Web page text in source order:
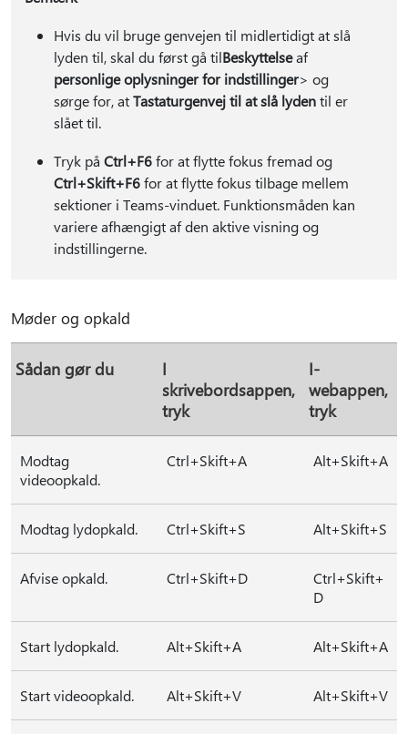
Hvis du vil bruge genvejen til midlertidigt at slå
lyden til, skal du først gå tilBeskyttelseaf
personlige oplysninger for indstillinger> og
sørge for, atTastaturgenvej til at slå lydentil er
slået til.
Tryk på Ctrl+F6for at flytte fokus fremad og
Ctrl+Skift+F6for at flytte fokus tilbage mellem
sektioner i Teams-vinduet. Funktionsmåden kan
variere afhængigt af den aktive visning og
indstillingerne.
Møder og opkald
Sådan gør du
I
skrivebordsappen,
tryk
I-
webappen,
tryk
Modtag
videoopkald.
Ctrl+Skift+A Alt+Skift+A
Modtag lydopkald. Ctrl+Skift+S Alt+Skift+S
Afvise opkald. Ctrl+Skift+D
Ctrl+Skift+
D
Start lydopkald. Alt+Skift+A Alt+Skift+A
Start videoopkald. Alt+Skift+V Alt+Skift+V